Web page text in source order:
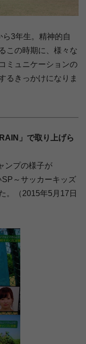
3年生。精神的自
この時期に、様々な
ミュニケーションの
るきっかけになりま
」で取り上げら
ンプの様子が
～サッカーキッズ
。（2015年5月17日